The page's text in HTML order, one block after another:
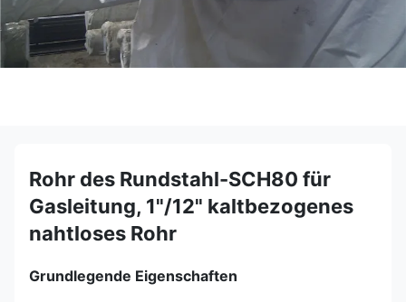
Rohr des Rundstahl-SCH80 für
Gasleitung, 1"/12" kaltbezogenes
nahtloses Rohr
Grundlegende Eigenschaften